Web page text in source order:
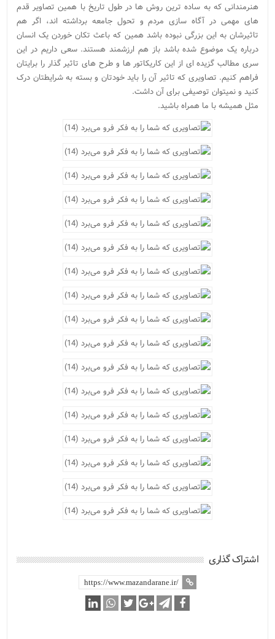
هنرمندانی که به ساده ترین روش ها در طول تاریخ با همین تصاویر قدم
های مهمی در آگاه سازی مردم و تحول جامعه برداشته اند، اگر هم
تاثیرشان به این بزرگی نبوده باشد همین که باعث تکان خوردن یک انسان
درباره یک موضوع شده باشد باز هم ارزشمند هستند. سعی داریم در این
سری مطالب گزیده ای از این کاریکاتور ها و طرح های تاثیر گذار را برایتان
فراهم کنیم. تصاویری که تاثیر آن را باید خودتان و بسته به شرایطتان درک
کنید و نمیتوان توصیفی برای آن داشت.
مثل همیشه با ما همراه باشید.
اشتراک گذاری